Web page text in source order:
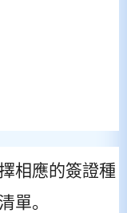
相應的簽證種
單。